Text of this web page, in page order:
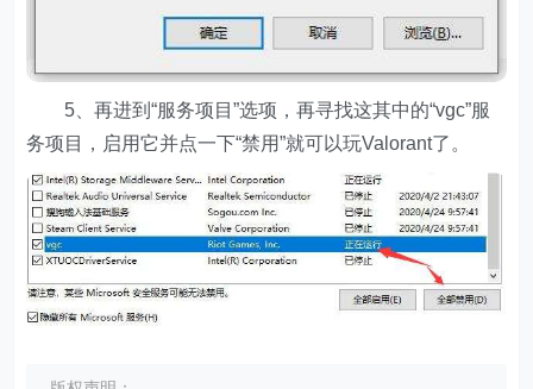
5、再进到“服务项目”选项，再寻找这其中的“vgc”服
务项目，启用它并点一下“禁用”就可以玩Valorant了。